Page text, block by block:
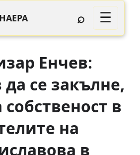
⌕ ☰
Енчев:
се закълне,
в
на
в